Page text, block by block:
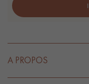
A PROPOS